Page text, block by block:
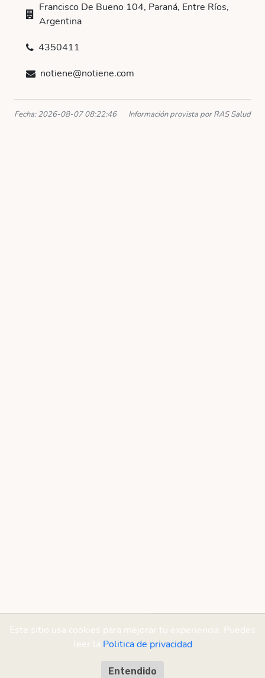
Francisco De Bueno 104, Paraná, Entre Ríos,
Argentina
4350411
notiene@notiene.com
Fecha: 2026-08-07 08:22:46 Información provista por RAS Salud
Este sitio usa cookies para mejorar tu experiencia. Puedes
leer la Politica de privacidad
Entendido